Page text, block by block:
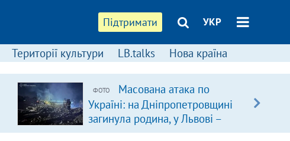
Підтримати УКР
Території культури LB.talks Нова країна
ФОТО
Масована атака по
Україні: на Дніпропетровщині
загинула родина, у Львові –
удар по багатоповерхівках